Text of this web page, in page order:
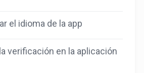
el idioma de la app
verificación en la aplicación